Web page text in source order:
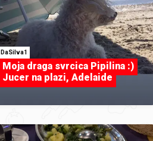
DaSilva1
Moja draga svrcica Pipilina :)
Jucer na plazi, Adelaide